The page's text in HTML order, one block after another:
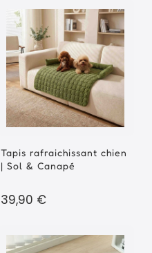
Tapis rafraichissant chien
| Sol & Canapé
Prix
habituel
39,90 €